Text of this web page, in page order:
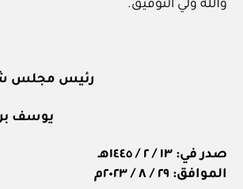
والله ولي التوفيق.
رئيس مجلس
يوسف بن
صدر في: ١٣ / ٢ / ١٤٤٥هـ
الموافق: ٢٩ / ٨ / ٢٠٢٣م